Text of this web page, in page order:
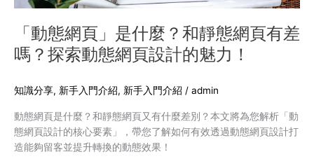
「動態網頁」是什麼？和靜態網頁有差
嗎？探索動態網頁設計的魅力！
知識分享, 新手入門介紹, 新手入門介紹 / admin
動態網頁是什麼？和靜態網頁又有什麼差別？本文將為您解析「動
態網頁設計的核心要素」，帶您了解如何有效透過動態網頁設計打
造能夠留客並提升轉換的動態效果！
網
差
探
動
態
網